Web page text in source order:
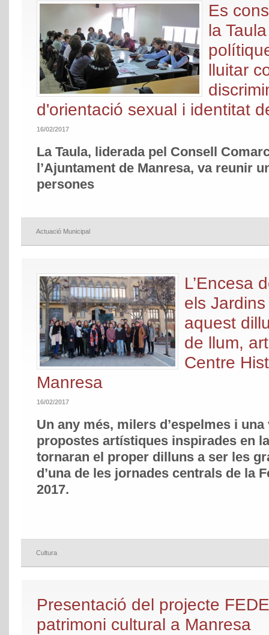
Es
la
lluitar
d'orientació sexual i identitat
16/02/2017
La Taula, liderada pel Consell
l’Ajuntament de Manresa, va reunir
persones
Actuació Municipal
L’Encesa
els
aquest
de llum,
Centre
Manresa
16/02/2017
Un any més, milers d’espelmes i una
propostes artístiques inspirades en
tornaran el proper dilluns a ser les
d’una de les jornades centrals de la
2017.
Cultura
Presentació del projecte
patrimoni cultural a Manresa